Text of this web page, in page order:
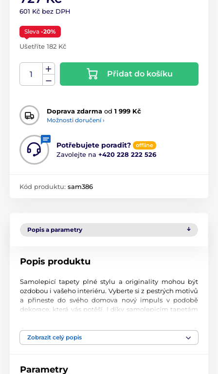
601 Kč bez DPH
Sleva -20%
Ušetříte 182 Kč
Přidat do košíku
Doprava zdarma od 1 999 Kč
Možnosti doručení ›
Potřebujete poradit? offline
Zavolejte na +420 228 222 526
Kód produktu: sam386
Popis a parametry
Popis produktu
Samolepicí tapety plné stylu a originality mohou být
ozdobou i vašeho interiéru. Vyberte si z pestrých motivů
a přineste do svého domova nový impuls v podobě
dekorace, která vás potěší. I díky samolepicím tapetám
Perfektní tiskové zpracování
materiál s jemným povrchem a matným vzhledem. Tisk
Zobrazit celý popis
Parametry